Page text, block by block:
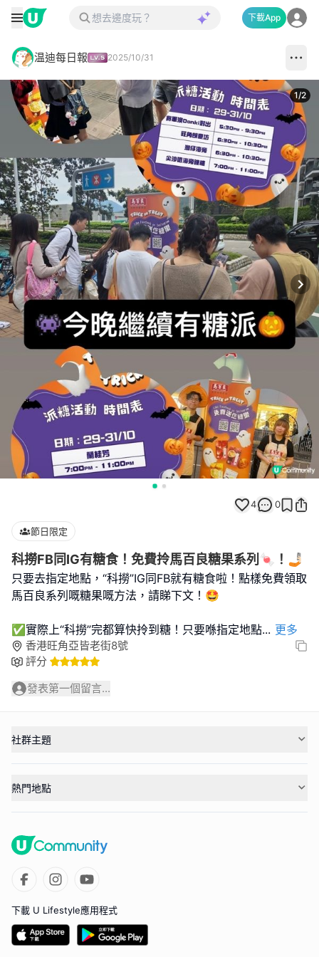
下載App
温迪每日報 2025/10/31
1/2
4 0
節日限定
科撈FB同IG有糖食！免費拎馬百良糖果系列🍬！🤳🏻
只要去指定地點，“科撈”IG同FB就有糖食啦！點樣免費領取
馬百良系列嘅糖果嘅方法，請睇下文！🤩
✅實際上“科撈”完都算快拎到糖！只要喺指定地點... 更多
香港旺角亞皆老街8號
評分
發表第一個留言...
社群主題
熱門地點
下載 U Lifestyle應用程式